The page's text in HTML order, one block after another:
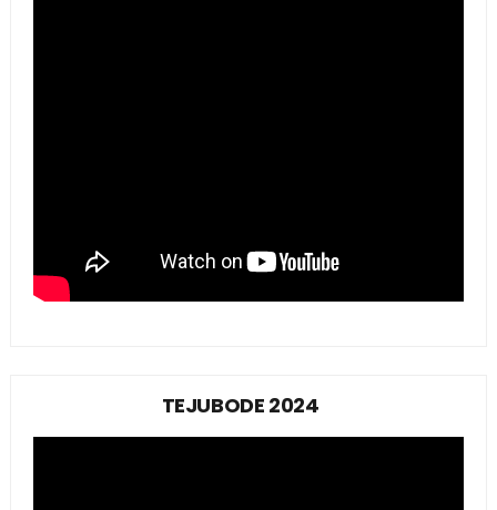
TEJUBODE 2024